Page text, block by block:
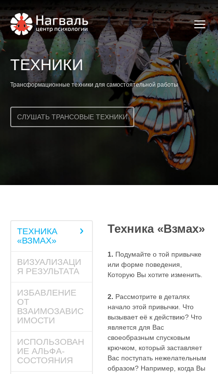
ТЕХНИКИ
Трансформационные техники для самостоятельной работы
СЛУШАТЬ ТРАНСОВЫЕ ТЕХНИКИ
ТЕХНИКА
«ВЗМАХ»
ВИЗУАЛИЗАЦИ
Я РЕЗУЛЬТАТА
ИЗБАВЛЕНИЕ
ОТ
ВЗАИМОЗАВИС
ИМОСТИ
ИСПОЛЬЗОВАН
ИЕ АЛЬФА-
СОСТОЯНИЯ
Техника «Взмах»
1. Подумайте о той привычке
или форме поведения,
Которую Вы хотите изменить.
2. Рассмотрите в деталях
начало этой привычки. Что
вызывает её к действию? Что
является для Вас
своеобразным спусковым
крючком, который заставляет
Вас поступать нежелательным
образом? Например, когда Вы